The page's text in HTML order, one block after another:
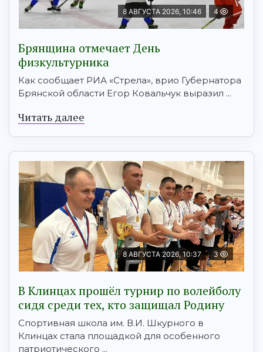
8 АВГУСТА 2026, 10:46 4
Брянщина отмечает День
физкультурника
Как сообщает РИА «Стрела», врио Губернатора
Брянской области Егор Ковальчук выразил ...
Читать далее
8 АВГУСТА 2026, 10:37 3
В Клинцах прошёл турнир по волейболу
сидя среди тех, кто защищал Родину
Спортивная школа им. В.И. Шкурного в
Клинцах стала площадкой для особенного
патриотического ...